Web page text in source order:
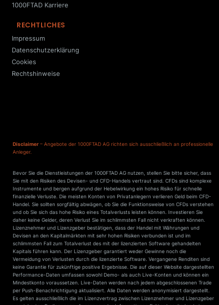
1000FTAD Karriere
RECHTLICHES
Impressum
Datenschutzerklärung
Cookies
Rechtshinweise
Disclaimer – Angebote der 1000FTAD AG richten sich ausschließlich an professionelle
Anleger.
Bevor Sie die Dienstleistungen der 1000FTAD AG nutzen, stellen Sie bitte sicher, dass
Sie mit den Risiken des Devisen- und CFD-Handels vertraut sind. CFDs sind komplexe
Instrumente und bergen aufgrund der Hebelwirkung ein hohes Risiko für schnelle
finanzielle Verluste. Die meisten Konten von Privatanlegern verlieren Geld beim CFD-
Handel. Sie sollten sorgfältig abwägen, ob Sie die Funktionsweise von CFDs verstehen
und ob Sie sich das hohe Risiko eines Totalverlusts leisten können. Investieren Sie
daher keine Gelder, deren Verlust Sie im schlimmsten Fall nicht verkraften können.
Lizenznehmer und Lizenzgeber bestätigen, dass der Handel mit Währungen und
Devisen an den Kapitalmärkten mit sehr hohen Risiken verbunden ist und im
schlimmsten Fall zum Totalverlust des mit der lizenzierten Software gehandelten
Kapitals führen kann. Der Lizenzgeber garantiert weder Gewinne noch die
Vermeidung von Verlusten durch die lizenzierte Software. Vergangene Renditen sind
keine Garantie für zukünftige positive Ergebnisse. Die auf dieser Website dargestellten
Performance-Daten umfassen sowohl Demo- als auch Live-Konten und können ein
Mindestkonto voraussetzen. Live-Daten werden nach jedem abgeschlossenen Trade
per Push-Benachrichtigung aktualisiert. Alle Daten werden anonymisiert dargestellt.
Es gelten ausschließlich die im Lizenzvertrag zwischen Lizenznehmer und Lizenzgeber